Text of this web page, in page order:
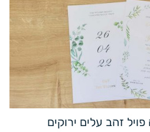
זהב עלים ירוקים